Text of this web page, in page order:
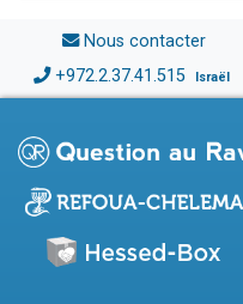
Nous contacter
+972.2.37.41.515 Israël